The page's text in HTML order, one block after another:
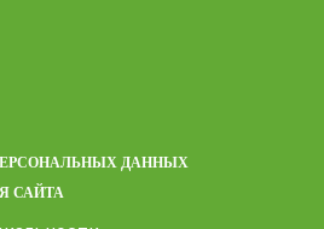
ДАННЫХ
САЙТА